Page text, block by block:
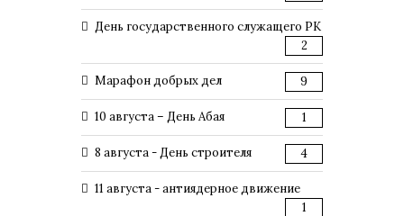
День государственного служащего РК
2
Марафон добрых дел 9
10 августа – День Абая 1
8 августа - День строителя 4
11 августа - антиядерное движение
1